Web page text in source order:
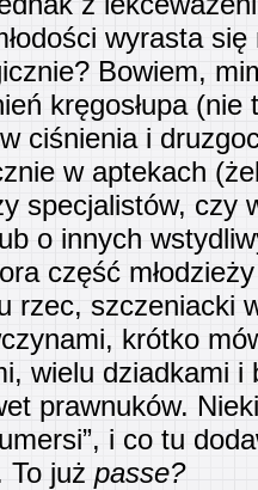
wyrasta się
Bowiem,
kręgosłupa (nie
ciśnienia i
w aptekach
specjalistów, czy
o innych
część
rzec, szczeniacki
krótko
wielu dziadkami i
prawnuków.
i co tu
To już passe?